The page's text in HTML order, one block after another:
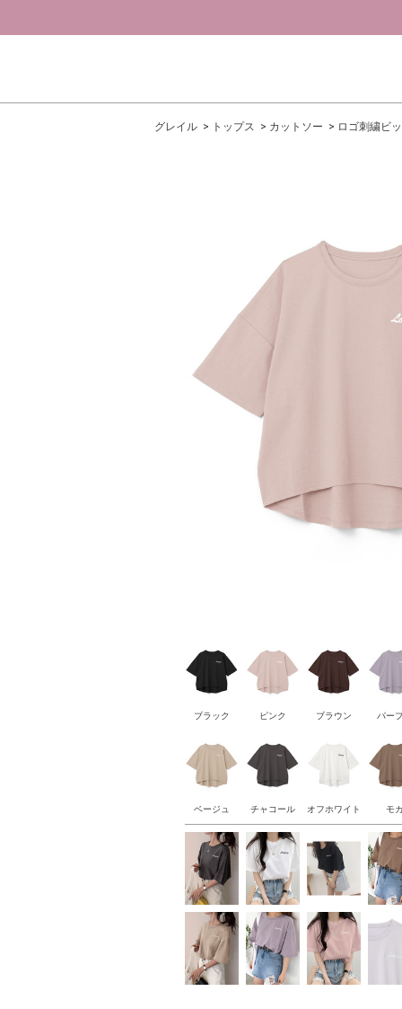
グレイル トップス カットソー ロゴ刺繍ビ
ブラック ピンク ブラウン パー
ベージュ チャコール オフホワイト モカ